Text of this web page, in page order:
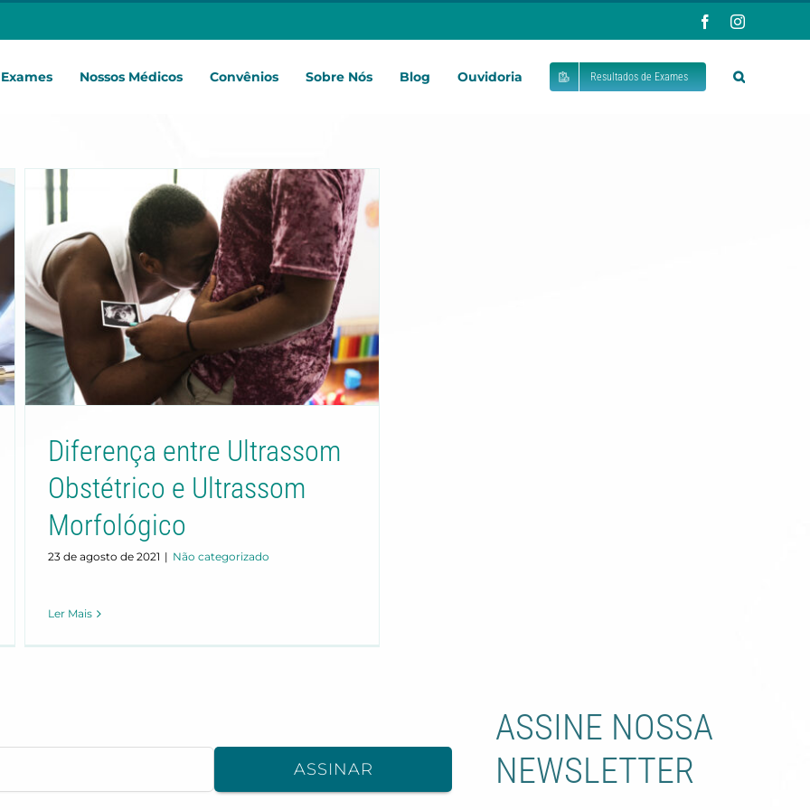
FacebookInstagram
Exames Nossos Médicos Convênios Sobre Nós Blog Ouvidoria Resultados de Exames
Diferença entre Ultrassom
Obstétrico e Ultrassom
Morfológico
Diferença entre Ultrassom
Obstétrico e Ultrassom
Morfológico
23 de agosto de 2021 | Não categorizado
Ler Mais
ASSINE NOSSA
NEWSLETTER